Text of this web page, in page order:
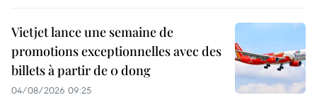
Vietjet lance une semaine de
promotions exceptionnelles avec des
billets à partir de 0 dong
04/08/2026 09:25